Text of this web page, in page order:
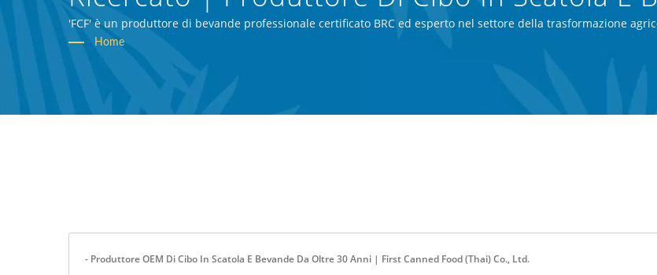
Sede A Taiwan | First Canned Food (Thai)
'FCF' è un produttore di bevande professionale certificato BRC ed esperto nel settore della trasformazione
Home
- Produttore OEM Di Cibo In Scatola E Bevande Da Oltre 30 Anni | First Canned Food (Thai) Co., Ltd.